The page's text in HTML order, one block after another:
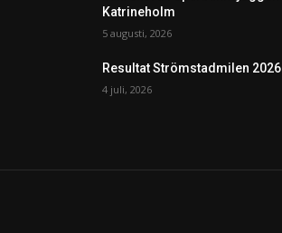
Katrineholm
5 augusti, 2026
Resultat Strömstadmilen 2026
4 juli, 2026